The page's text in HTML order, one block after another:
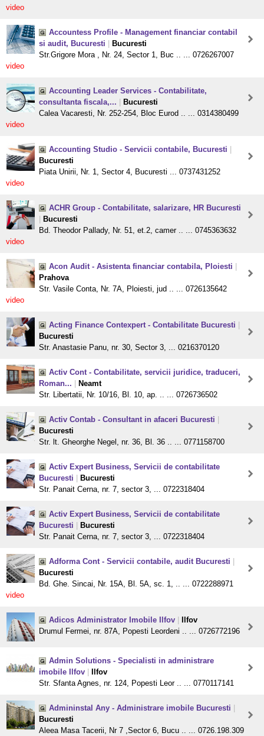
video
Accountess Profile - Management financiar contabil
si audit, Bucuresti
Bucuresti
Str.Grigore Mora , Nr. 24, Sector 1, Buc .. ... 0726267007
video
Accounting Leader Services - Contabilitate,
consultanta fiscala,...
Bucuresti
Calea Vacaresti, Nr. 252-254, Bloc Eurod .. ... 0314380499
video
Accounting Studio - Servicii contabile, Bucuresti
Bucuresti
Piata Unirii, Nr. 1, Sector 4, Bucuresti ... 0737431252
video
ACHR Group - Contabilitate, salarizare, HR Bucuresti
Bucuresti
Bd. Theodor Pallady, Nr. 51, et.2, camer .. ... 0745363632
video
Acon Audit - Asistenta financiar contabila, Ploiesti
Prahova
Str. Vasile Conta, Nr. 7A, Ploiesti, jud .. ... 0726135642
video
Acting Finance Contexpert - Contabilitate Bucuresti
Bucuresti
Str. Anastasie Panu, nr. 30, Sector 3, ... 0216370120
Activ Cont - Contabilitate, servicii juridice, traduceri,
Roman...
Neamt
Str. Libertatii, Nr. 10/16, Bl. 10, ap. .. ... 0726736502
Activ Contab - Consultant in afaceri Bucuresti
Bucuresti
Str. lt. Gheorghe Negel, nr. 36, Bl. 36 .. ... 0771158700
Activ Expert Business, Servicii de contabilitate
Bucuresti
Bucuresti
Str. Panait Cerna, nr. 7, sector 3, ... 0722318404
Activ Expert Business, Servicii de contabilitate
Bucuresti
Bucuresti
Str. Panait Cerna, nr. 7, sector 3, ... 0722318404
Adforma Cont - Servicii contabile, audit Bucuresti
Bucuresti
Bd. Ghe. Sincai, Nr. 15A, Bl. 5A, sc. 1, .. ... 0722288971
video
Adicos Administrator Imobile Ilfov
Ilfov
Drumul Fermei, nr. 87A, Popesti Leordeni .. ... 0726772196
Admin Solutions - Specialisti in administrare
imobile Ilfov
Ilfov
Str. Sfanta Agnes, nr. 124, Popesti Leor .. ... 0770117141
Admininstal Any - Administrare imobile Bucuresti
Bucuresti
Aleea Masa Tacerii, Nr 7 ,Sector 6, Bucu .. ... 0726.198.309